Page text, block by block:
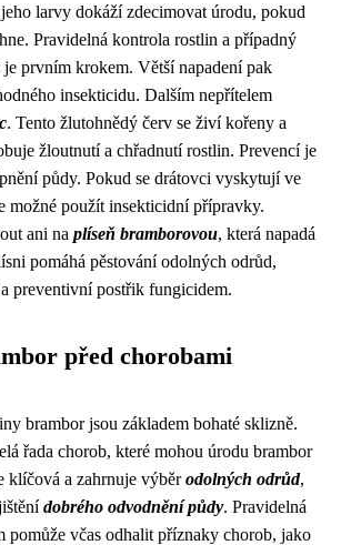
larvy dokáží zdecimovat úrodu, pokud
Pravidelná kontrola rostlin a případný
je prvním krokem. Větší napadení pak
insekticidu. Dalším nepřítelem
. Tento žlutohnědý červ se živí kořeny a
žloutnutí a chřadnutí rostlin. Prevencí je
půdy. Pokud se drátovci vyskytují ve
možné použít insekticidní přípravky.
ani na plíseň bramborovou, která napadá
pomáhá pěstování odolných odrůd,
preventivní postřik fungicidem.
před chorobami
brambor jsou základem bohaté sklizně.
řada chorob, které mohou úrodu brambor
klíčová a zahrnuje výběrodolných odrůd,
dobrého odvodnění půdy. Pravidelná
pomůže včas odhalit příznaky chorob, jako